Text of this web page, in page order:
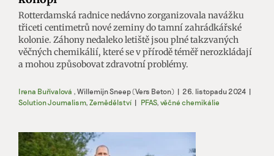
Rotterdamská radnice nedávno zorganizovala navážku
třiceti centimetrů nové zeminy do tamní zahrádkářské
kolonie. Záhony nedaleko letiště jsou plné takzvaných
věčných chemikálií, které se v přírodě téměř nerozkládají
a mohou způsobovat zdravotní problémy.
Irena Buřívalová Willemijn Sneep (Vers Beton) | 26. listopadu 2024 |
Solution Journalism, Zemědělství | PFAS, věčné chemikálie